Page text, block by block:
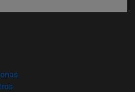
ventana)
(abre en nueva ventana)
(abre en nueva ventana)